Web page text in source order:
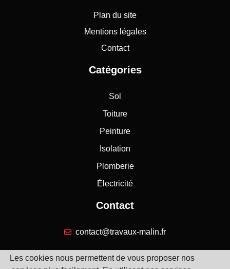
Plan du site
Mentions légales
Contact
Catégories
Sol
Toiture
Peinture
Isolation
Plomberie
Électricité
Contact
contact@travaux-malin.fr
Les cookies nous permettent de vous proposer nos